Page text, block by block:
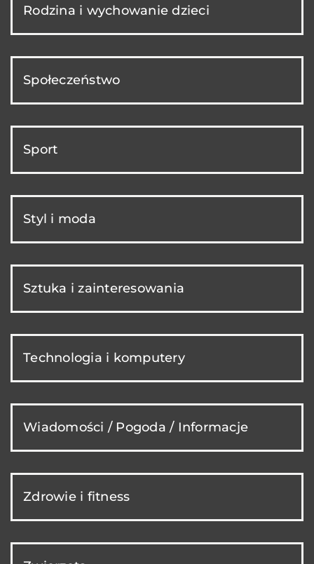
Rodzina i wychowanie dzieci
Społeczeństwo
Sport
Styl i moda
Sztuka i zainteresowania
Technologia i komputery
Wiadomości / Pogoda / Informacje
Zdrowie i fitness